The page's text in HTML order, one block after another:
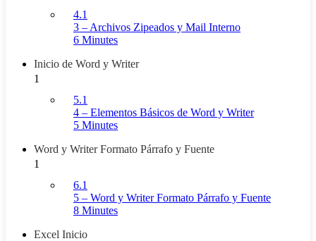
4.1
3 – Archivos Zipeados y Mail Interno
6 Minutes
Inicio de Word y Writer
1
5.1
4 – Elementos Básicos de Word y Writer
5 Minutes
Word y Writer Formato Párrafo y Fuente
1
6.1
5 – Word y Writer Formato Párrafo y Fuente
8 Minutes
Excel Inicio